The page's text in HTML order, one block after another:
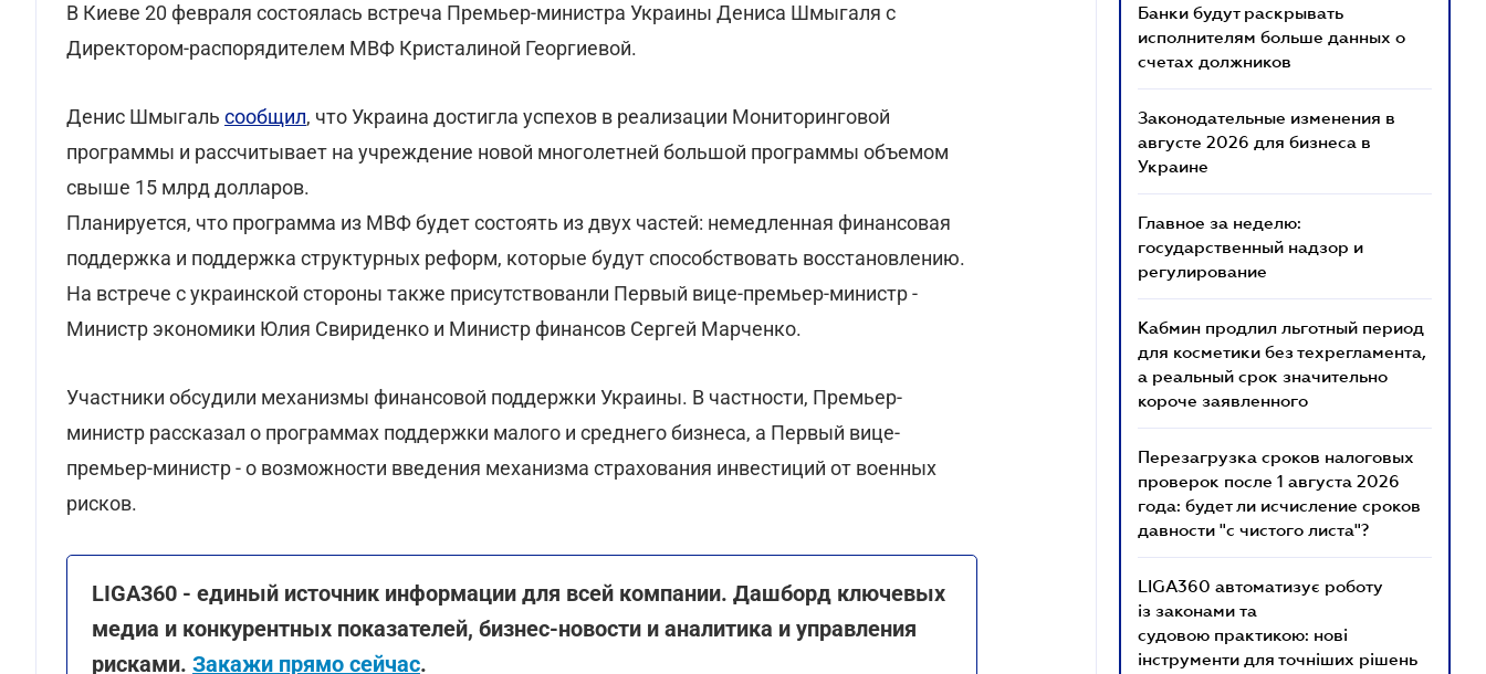
В Киеве 20 февраля состоялась встреча Премьер-министра Украины Дениса Шмыгаля с
Директором-распорядителем МВФ Кристалиной Георгиевой.
Денис Шмыгаль сообщил, что Украина достигла успехов в реализации Мониторинговой
программы и рассчитывает на учреждение новой многолетней большой программы объемом
свыше 15 млрд долларов.
Планируется, что программа из МВФ будет состоять из двух частей: немедленная финансовая
поддержка и поддержка структурных реформ, которые будут способствовать восстановлению.
На встрече с украинской стороны также присутствованли Первый вице-премьер-министр -
Министр экономики Юлия Свириденко и Министр финансов Сергей Марченко.
Участники обсудили механизмы финансовой поддержки Украины. В частности, Премьер-
министр рассказал о программах поддержки малого и среднего бизнеса, а Первый вице-
премьер-министр - о возможности введения механизма страхования инвестиций от военных
рисков.
LIGA360 - единый источник информации для всей компании. Дашборд ключевых
медиа и конкурентных показателей, бизнес-новости и аналитика и управления
рисками. Закажи прямо сейчас.
Банки будут раскрывать
исполнителям больше данных о
счетах должников
Законодательные изменения в
августе 2026 для бизнеса в
Украине
Главное за неделю:
государственный надзор и
регулирование
Кабмин продлил льготный период
для косметики без техрегламента,
а реальный срок значительно
короче заявленного
Перезагрузка сроков налоговых
проверок после 1 августа 2026
года: будет ли исчисление сроков
давности "с чистого листа"?
LIGA360 автоматизує роботу
із законами та
судовою практикою: нові
інструменти для точніших рішень